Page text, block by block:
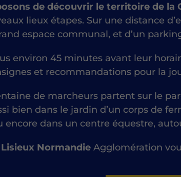
de découvrir le territoire de
lieux étapes. Sur une distance
espace communal, et d’un
environ 45 minutes avant leur
et recommandations pour la
de marcheurs partent sur le
bien dans le jardin d’un corps de
encore dans un centre équestre,
Lisieux Normandie Agglomération